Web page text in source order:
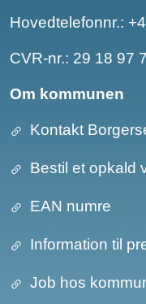
Hovedtelefonnr.:
CVR-nr.: 29 18 97
Om kommunen
Kontakt
Bestil et opkald
EAN numre
Information til
Job hos